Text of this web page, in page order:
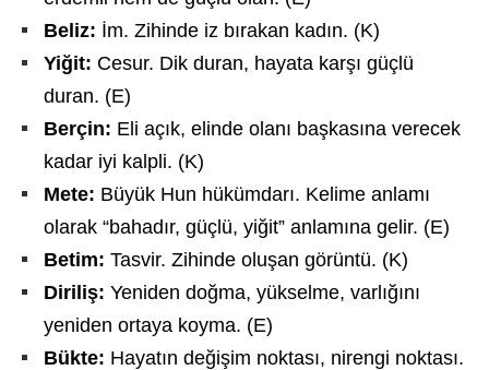
Beliz: İm. Zihinde iz bırakan kadın. (K)
Yiğit: Cesur. Dik duran, hayata karşı güçlü
duran. (E)
Berçin: Eli açık, elinde olanı başkasına verecek
kadar iyi kalpli. (K)
Mete: Büyük Hun hükümdarı. Kelime anlamı
olarak “bahadır, güçlü, yiğit” anlamına gelir. (E)
Betim: Tasvir. Zihinde oluşan görüntü. (K)
Diriliş: Yeniden doğma, yükselme, varlığını
yeniden ortaya koyma. (E)
Bükte: Hayatın değişim noktası, nirengi noktası.